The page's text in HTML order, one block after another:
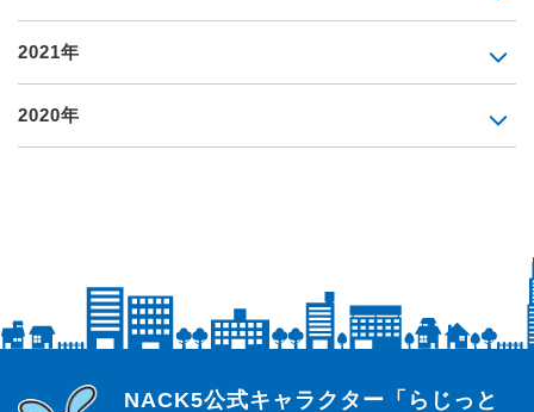
2021年
2020年
らじっと君
NACK5公式キャラクター「らじっと